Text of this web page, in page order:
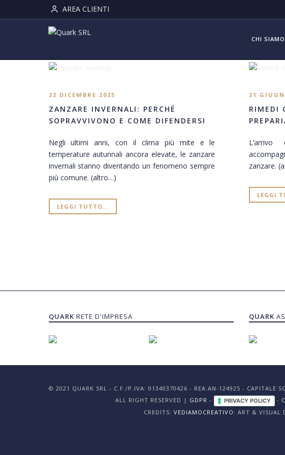
AREA CLIENTI
CHI SIAMO
22 DICEMBRE 2025
ZANZARE INVERNALI: PERCHÉ
SOPRAVVIVONO E COME DIFENDERSI
Negli ultimi anni, con il clima più mite e le
temperature autunnali ancora elevate, le zanzare
invernali stanno diventando un fenomeno sempre
più comune. (altro…)
LEGGI TUTTO...
21
RIMEDI
zanzare.
LEGGI
QUARK RETE D'IMPRESA QUARK
© 2021 QUARK SRL - C.F./P.IVA: 01340370426 - REA AN-124925 - CAPITALE
ALL RIGHT RESERVED | GDPR - PRIVACY POLICY -
CREDITS: VEDIAMOCREATIVO : ART & VISUAL